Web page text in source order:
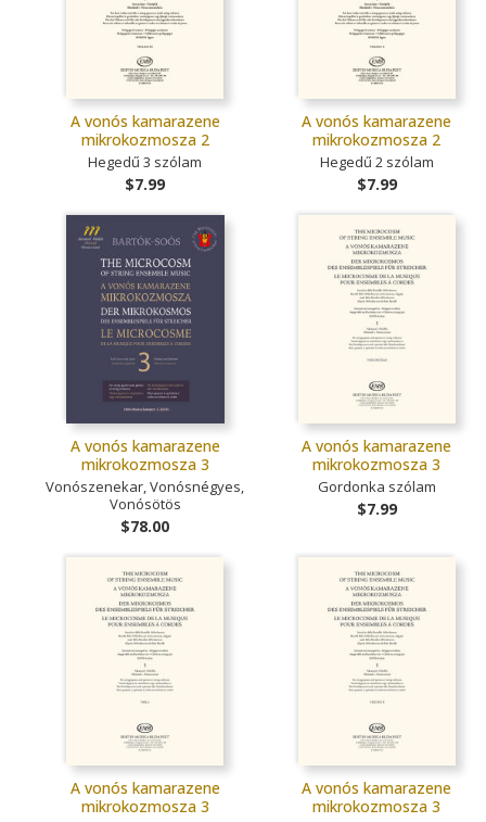
A vonós kamarazene
mikrokozmosza 2
Hegedű 3 szólam
$7.99
A vonós kamarazene
mikrokozmosza 2
Hegedű 2 szólam
$7.99
A vonós kamarazene
mikrokozmosza 3
Vonószenekar, Vonósnégyes,
Vonósötös
$78.00
A vonós kamarazene
mikrokozmosza 3
Gordonka szólam
$7.99
A vonós kamarazene
mikrokozmosza 3
A vonós kamarazene
mikrokozmosza 3